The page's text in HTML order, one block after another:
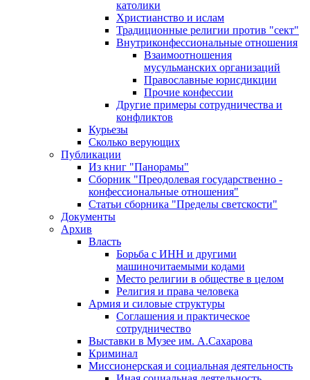
католики
Христианство и ислам
Традиционные религии против "сект"
Внутриконфессиональные отношения
Взаимоотношения
мусульманских организаций
Православные юрисдикции
Прочие конфессии
Другие примеры сотрудничества и
конфликтов
Курьезы
Сколько верующих
Публикации
Из книг "Панорамы"
Сборник "Преодолевая государственно -
конфессиональные отношения"
Статьи сборника "Пределы светскости"
Документы
Архив
Власть
Борьба с ИНН и другими
машиночитаемыми кодами
Место религии в обществе в целом
Религия и права человека
Армия и силовые структуры
Соглашения и практическое
сотрудничество
Выставки в Музее им. А.Сахарова
Криминал
Миссионерская и социальная деятельность